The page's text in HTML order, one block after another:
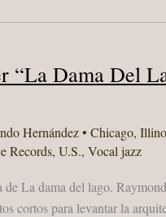
“La Dama Del
Hernández• Chicago,
Records, U.S., Vocal jazz
La dama del lago.
cortos para levantar la